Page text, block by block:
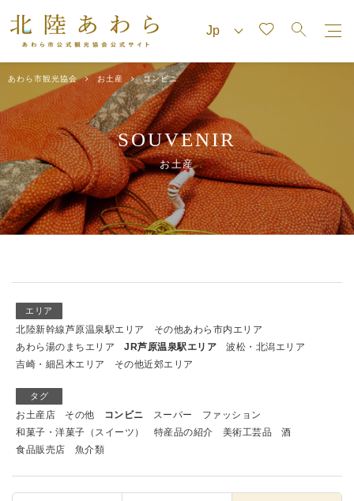
あわら市観光協会 お土産 コンビニ
SOUVENIR
お土産
エリア
北陸新幹線芦原温泉駅エリア
その他あわら市内エリア
あわら湯のまちエリア
JR芦原温泉駅エリア
波松・北潟エリア
吉崎・細呂木エリア
その他近郊エリア
タグ
お土産店 その他 コンビニ スーパー
ファッション
和菓子・洋菓子（スイーツ）
特産品の紹介 美術工芸品
酒
食品販売店
魚介類